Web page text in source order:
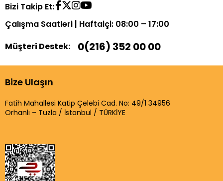
Bizi Takip Et:
Çalışma Saatleri | Haftaiçi: 08:00 – 17:00
Müşteri Destek:
0(216) 352 00 00
Bize Ulaşın
Fatih Mahallesi Katip Çelebi Cad. No: 49/1 34956
Orhanlı – Tuzla / İstanbul / TÜRKİYE